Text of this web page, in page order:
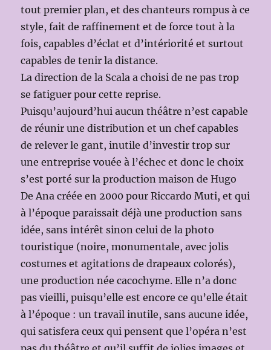
tout premier plan, et des chanteurs rompus à ce
style, fait de raffinement et de force tout à la
fois, capables d’éclat et d’intériorité et surtout
capables de tenir la distance.
La direction de la Scala a choisi de ne pas trop
se fatiguer pour cette reprise.
Puisqu’aujourd’hui aucun théâtre n’est capable
de réunir une distribution et un chef capables
de relever le gant, inutile d’investir trop sur
une entreprise vouée à l’échec et donc le choix
s’est porté sur la production maison de Hugo
De Ana créée en 2000 pour Riccardo Muti, et qui
à l’époque paraissait déjà une production sans
idée, sans intérêt sinon celui de la photo
touristique (noire, monumentale, avec jolis
costumes et agitations de drapeaux colorés),
une production née cacochyme. Elle n’a donc
pas vieilli, puisqu’elle est encore ce qu’elle était
à l’époque : un travail inutile, sans aucune idée,
qui satisfera ceux qui pensent que l’opéra n’est